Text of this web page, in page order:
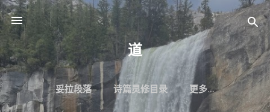
跳至主要内容
道
妥拉段落 诗篇灵修目录 更多…